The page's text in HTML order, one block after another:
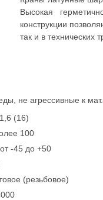
Высокая
конструкции
так и в технических
не агрессивные к
(16)
100
-45 до +50
(резьбовое)